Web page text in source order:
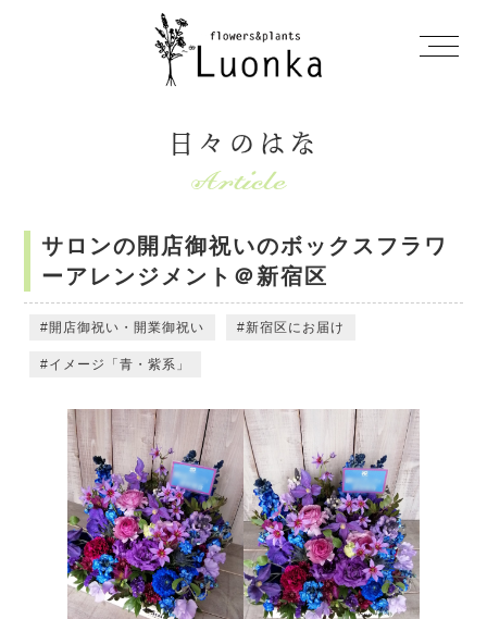
日々のはな
サロンの開店御祝いのボックスフラワ
ーアレンジメント＠新宿区
開店御祝い・開業御祝い 新宿区にお届け
イメージ「青・紫系」